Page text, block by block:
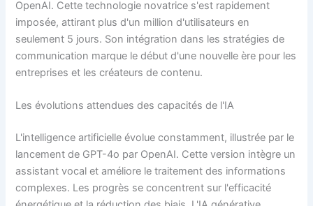
OpenAI. Cette technologie novatrice s'est rapidement
imposée, attirant plus d'un million d'utilisateurs en
seulement 5 jours. Son intégration dans les stratégies de
communication marque le début d'une nouvelle ère pour les
entreprises et les créateurs de contenu.
Les évolutions attendues des capacités de l'IA
L'intelligence artificielle évolue constamment, illustrée par le
lancement de GPT-4o par OpenAI. Cette version intègre un
assistant vocal et améliore le traitement des informations
complexes. Les progrès se concentrent sur l'efficacité